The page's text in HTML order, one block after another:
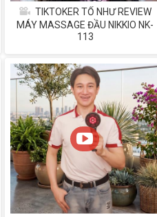
TIKTOKER TỐ NHƯ REVIEW
MÁY MASSAGE ĐẦU NIKKIO NK-
113